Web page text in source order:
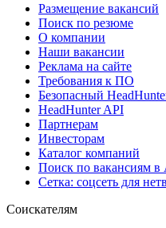
Размещение вакансий
Поиск по резюме
О компании
Наши вакансии
Реклама на сайте
Требования к ПО
Безопасный
HeadHunter API
Партнерам
Инвесторам
Каталог компаний
Поиск по вакансиям в
Сетка: соцсеть для
Соискателям